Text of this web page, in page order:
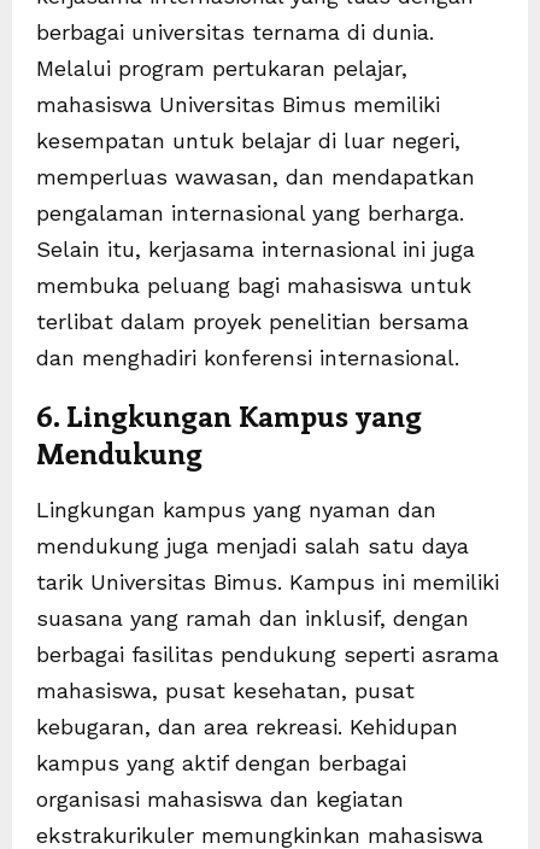
berbagai universitas ternama di dunia.
Melalui program pertukaran pelajar,
mahasiswa Universitas Bimus memiliki
kesempatan untuk belajar di luar negeri,
memperluas wawasan, dan mendapatkan
pengalaman internasional yang berharga.
Selain itu, kerjasama internasional ini juga
membuka peluang bagi mahasiswa untuk
terlibat dalam proyek penelitian bersama
dan menghadiri konferensi internasional.
6. Lingkungan Kampus yang
Mendukung
Lingkungan kampus yang nyaman dan
mendukung juga menjadi salah satu daya
tarik Universitas Bimus. Kampus ini memiliki
suasana yang ramah dan inklusif, dengan
berbagai fasilitas pendukung seperti asrama
mahasiswa, pusat kesehatan, pusat
kebugaran, dan area rekreasi. Kehidupan
kampus yang aktif dengan berbagai
organisasi mahasiswa dan kegiatan
ekstrakurikuler memungkinkan mahasiswa